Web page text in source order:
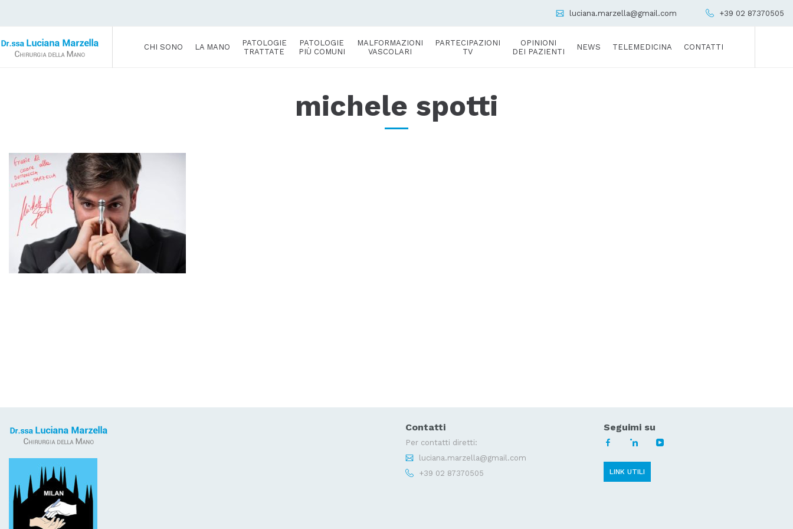
luciana.marzella@gmail.com +39 02 87370505
CHI SONO LA MANO
PATOLOGIE
TRATTATE
PATOLOGIE
PIÙ COMUNI
MALFORMAZIONI
VASCOLARI
PARTECIPAZIONI
TV
OPINIONI
DEI PAZIENTI
NEWS TELEMEDICINA CONTATTI
michele spotti
Contatti
Per contatti diretti:
luciana.marzella@gmail.com
+39 02 87370505
Seguimi su
LINK UTILI